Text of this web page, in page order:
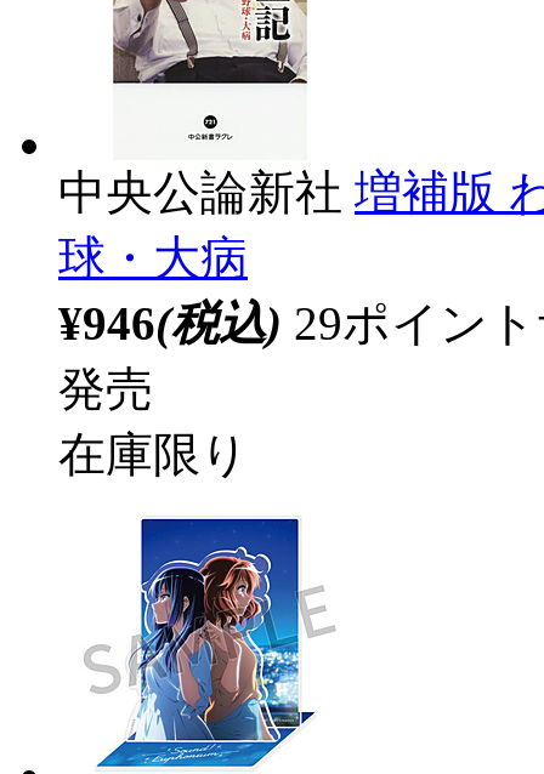
中央公論新社 増補版
球・大病
¥946(税込) 29ポイン
発売
在庫限り